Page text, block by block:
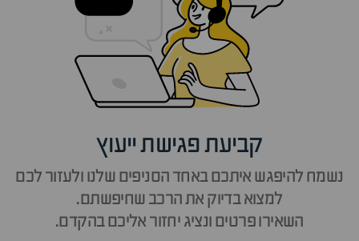
קביעת פגישת ייעוץ
נשמח להיפגש איתכם באחד הסניפים שלנו ולעזור לכם
למצוא בדיוק את הרכב שחיפשתם.
השאירו פרטים ונציג יחזור אליכם בהקדם.